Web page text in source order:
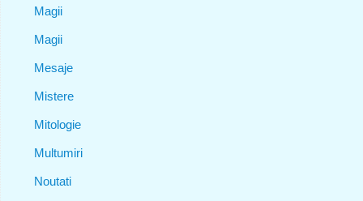
Magii
Magii
Mesaje
Mistere
Mitologie
Multumiri
Noutati